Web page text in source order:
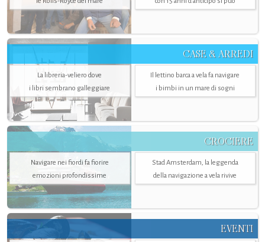
CASE & ARREDI
La libreria-veliero dove
i libri sembrano galleggiare
Il lettino barca a vela fa navigare
i bimbi in un mare di sogni
CROCIERE
Navigare nei fiordi fa fiorire
emozioni profondissime
Stad Amsterdam, la leggenda
della navigazione a vela rivive
EVENTI